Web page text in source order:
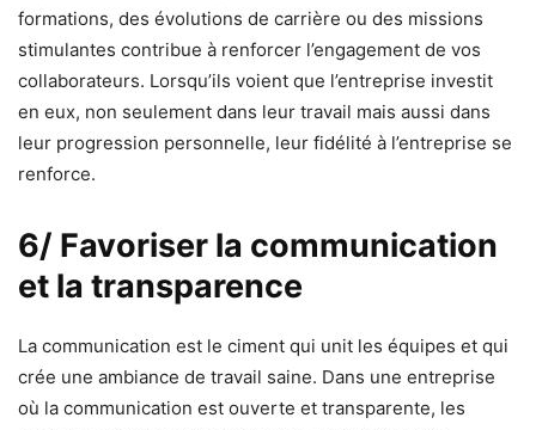
formations, des évolutions de carrière ou des missions
stimulantes contribue à renforcer l’engagement de vos
collaborateurs. Lorsqu’ils voient que l’entreprise investit
en eux, non seulement dans leur travail mais aussi dans
leur progression personnelle, leur fidélité à l’entreprise se
renforce.
6/ Favoriser la communication
et la transparence
La communication est le ciment qui unit les équipes et qui
crée une ambiance de travail saine. Dans une entreprise
où la communication est ouverte et transparente, les